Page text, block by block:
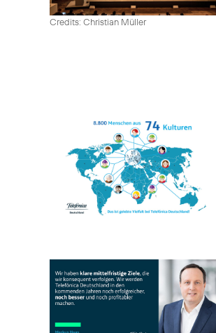
Credits: Christian Müller